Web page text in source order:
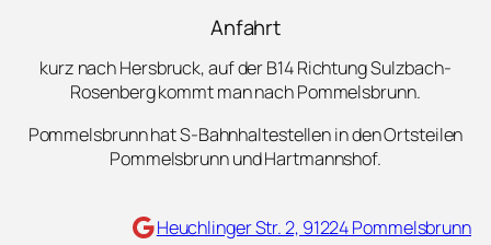
Anfahrt
kurz nach Hersbruck, auf der B14 Richtung Sulzbach-
Rosenberg kommt man nach Pommelsbrunn.
Pommelsbrunn hat S-Bahnhaltestellen in den Ortsteilen
Pommelsbrunn und Hartmannshof.
Maps Heuchlinger Str. 2, 91224 Pommelsbrunn